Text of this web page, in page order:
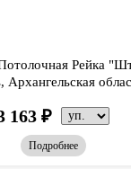
Рейка
163 ₽
Подробнее